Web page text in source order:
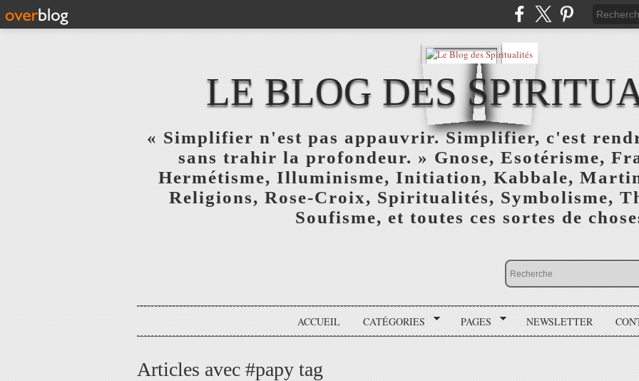
LE BLOG DES
« Simplifier n'est pas appauvrir. Simplifier, c'est
sans trahir la profondeur. » Gnose, Esotérisme,
Hermétisme, Illuminisme, Initiation, Kabbale,
Religions, Rose-Croix, Spiritualités, Symbolisme,
Soufisme, et toutes ces sortes de
ACCUEIL CATÉGORIES PAGES NEWSLETTER
Articles avec #papy tag